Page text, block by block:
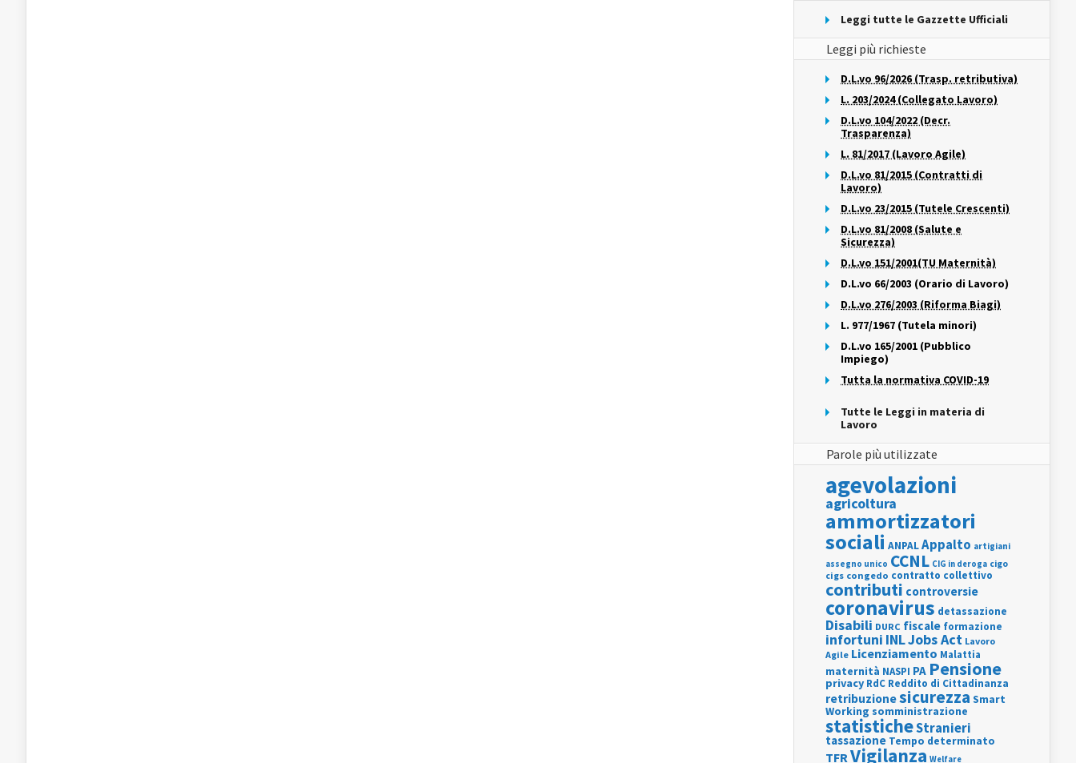
Leggi tutte le Gazzette Ufficiali
Leggi più richieste
D.L.vo 96/2026 (Trasp. retributiva)
L. 203/2024 (Collegato Lavoro)
D.L.vo 104/2022 (Decr.
Trasparenza)
L. 81/2017 (Lavoro Agile)
D.L.vo 81/2015 (Contratti di
Lavoro)
D.L.vo 23/2015 (Tutele Crescenti)
D.L.vo 81/2008 (Salute e
Sicurezza)
D.L.vo 151/2001(TU Maternità)
D.L.vo 66/2003 (Orario di Lavoro)
D.L.vo 276/2003 (Riforma Biagi)
L. 977/1967 (Tutela minori)
D.L.vo 165/2001 (Pubblico
Impiego)
Tutta la normativa COVID-19
Tutte le Leggi in materia di
Lavoro
Parole più utilizzate
agevolazioni
agricoltura
ammortizzatori
sociali ANPALAppalto artigiani
assegno unico CCNL CIG in deroga cigo
cigs congedo contratto collettivo
contributi controversie
coronavirus detassazione
Disabili DURC fiscale formazione
infortuni INLJobs Act Lavoro
Agile Licenziamento Malattia
maternità NASPI PA Pensione
privacy RdC Reddito di Cittadinanza
retribuzionesicurezza Smart
Working somministrazione
statisticheStranieri
tassazione Tempo determinato
TFRVigilanza Welfare